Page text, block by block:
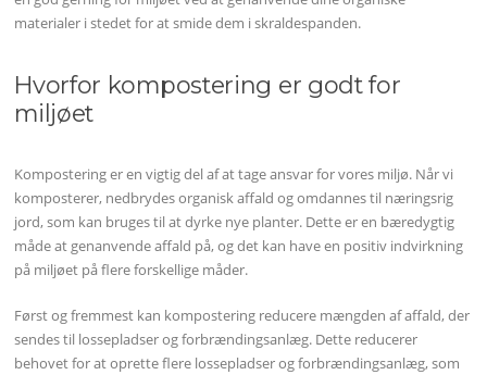
materialer i stedet for at smide dem i skraldespanden.
Hvorfor kompostering er godt for
miljøet
Kompostering er en vigtig del af at tage ansvar for vores miljø. Når vi
komposterer, nedbrydes organisk affald og omdannes til næringsrig
jord, som kan bruges til at dyrke nye planter. Dette er en bæredygtig
måde at genanvende affald på, og det kan have en positiv indvirkning
på miljøet på flere forskellige måder.
Først og fremmest kan kompostering reducere mængden af affald, der
sendes til lossepladser og forbrændingsanlæg. Dette reducerer
behovet for at oprette flere lossepladser og forbrændingsanlæg, som